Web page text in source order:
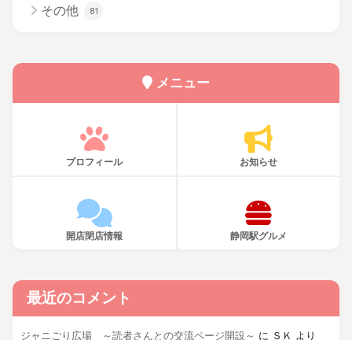
その他 81
メニュー
プロフィール お知らせ
開店閉店情報 静岡駅グルメ
最近のコメント
ジャニごり広場 ～読者さんとの交流ページ開設～ に ＳＫ より